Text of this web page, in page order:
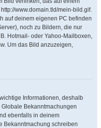
www.domain.tld/mein-bild.gif.
auf deinem eigenen PC befinden
noch zu Bildern, die nur
Hotmail- oder Yahoo-Mailboxen,
Um das Bild anzuzeigen,
Informationen, deshalb
Bekanntmachungen
ebenfalls in deinem
Bekanntmachung schreiben